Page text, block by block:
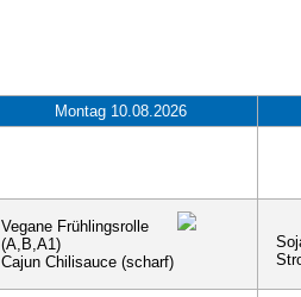
Montag 10.08.2026
Vegane Frühlingsrolle
(A,B,A1)
Cajun Chilisauce (scharf)